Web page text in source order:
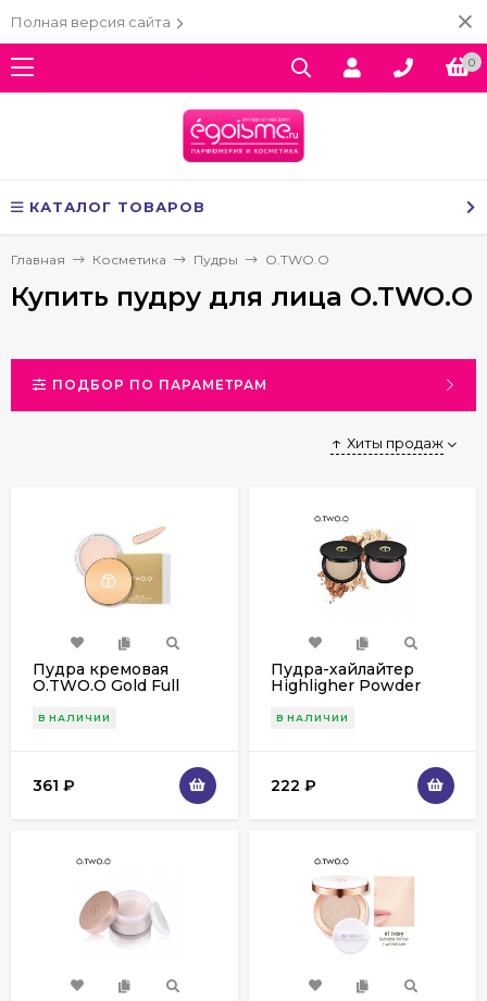
Полная версия сайта
0
КАТАЛОГ ТОВАРОВ
Главная Косметика Пудры O.TWO.O
Купить пудру для лица O.TWO.O
ПОДБОР ПО ПАРАМЕТРАМ
Хиты продаж
Пудра кремовая
O.TWO.O Gold Full
(9984) 7g.
В НАЛИЧИИ
361 ₽
Пудра-хайлайтер
Highligher Powder
В НАЛИЧИИ
222 ₽